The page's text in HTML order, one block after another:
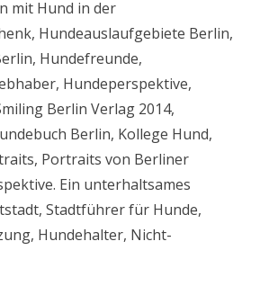
mit Hund in der
Hundeauslaufgebiete Berlin,
Hundefreunde,
Hundeperspektive,
Berlin Verlag 2014,
Berlin, Kollege Hund,
Portraits von Berliner
Ein unterhaltsames
Stadtführer für Hunde,
Hundehalter, Nicht-